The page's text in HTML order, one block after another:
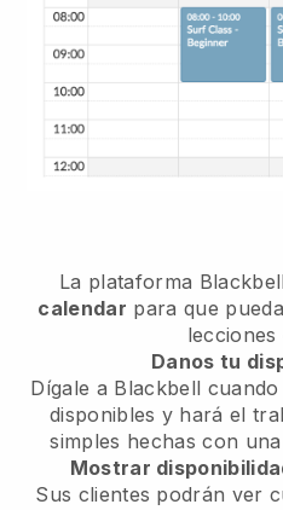
La plataforma Blackbell
calendar para que
lecciones
Danos tu
Dígale a Blackbell
disponibles y hará el
simples hechas con
Mostrar
Sus clientes podrán ver